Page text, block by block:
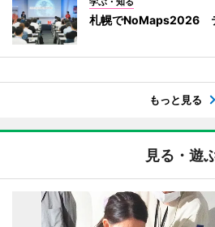
札幌でNoMaps2026
もっと見る
見る・遊